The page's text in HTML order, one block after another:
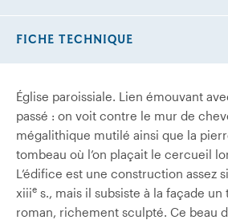
Église paroissiale. Lien émouvant
passé : on voit contre le mur de
mégalithique mutilé ainsi que la
tombeau où l’on plaçait le cercueil
L’édifice est une construction assez
xiiie s., mais il subsiste à la façade
roman, richement sculpté. Ce beau
FICHE TECHNIQUE